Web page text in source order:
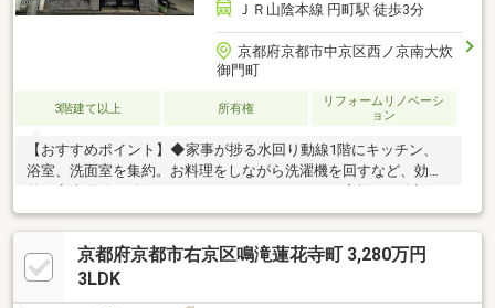
ＪＲ山陰本線 円町駅 徒歩3分
京都府京都市中京区西ノ京南大炊
御門町
3階建て以上 所有権
リフォームリノベーシ
ョン
【おすすめポイント】◆家事が捗る水回り動線1階にキッチン、
浴室、洗面室を集約。お料理をしながら洗濯機を回すなど、効率
弾むカウンタータイプです。◆スッキリ片付く豊富な収納各洋室
に備え付けられた物入に加え、3階には独立した「納戸」を完備。
季節外れの衣類や家電、アウトドア用品などもたっぷりと収納で
き、居住空間を広く保てます。◆光と風を取り込む開放的な設計
京都府京都市右京区鳴滝蓮花寺町 3,280万円
3LDK